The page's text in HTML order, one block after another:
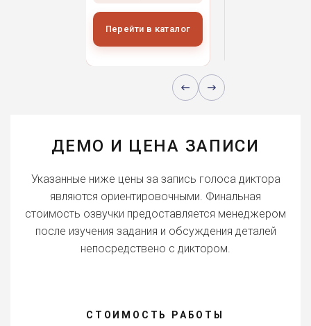
Перейти в каталог
ДЕМО И ЦЕНА ЗАПИСИ
Указанные ниже цены за запись голоса диктора
являются ориентировочными. Финальная
стоимость озвучки предоставляется менеджером
после изучения задания и обсуждения деталей
непосредствено с диктором.
СТОИМОСТЬ РАБОТЫ